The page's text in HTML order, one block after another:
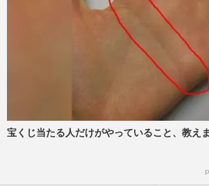
宝くじ当たる人だけがやっていること、教え